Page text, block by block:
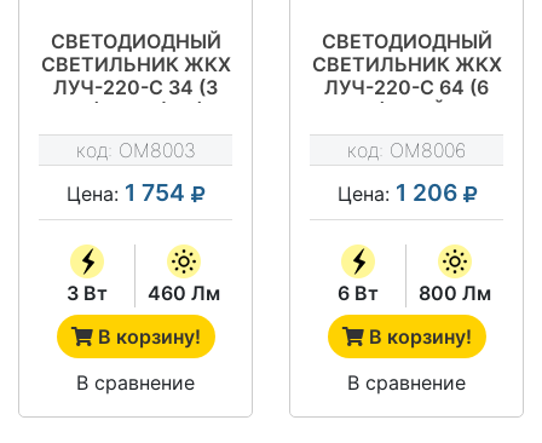
СВЕТОДИОДНЫЙ
СВЕТИЛЬНИК ЖКХ
ЛУЧ-220-С 34 (3
ВТ) МВФ (МВ)
ДРАЙВ
код: OM8003
Цена: 1 754
3 Вт
460 Лм
В корзину!
В сравнение
СВЕТОДИОДНЫЙ
СВЕТИЛЬНИК ЖКХ
ЛУЧ-220-С 64 (6
ВТ) ДРАЙВ
код: OM8006
Цена: 1 206
6 Вт
800 Лм
В корзину!
В сравнение